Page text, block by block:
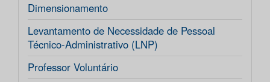
Dimensionamento
Levantamento de Necessidade de Pessoal
Técnico-Administrativo (LNP)
Professor Voluntário